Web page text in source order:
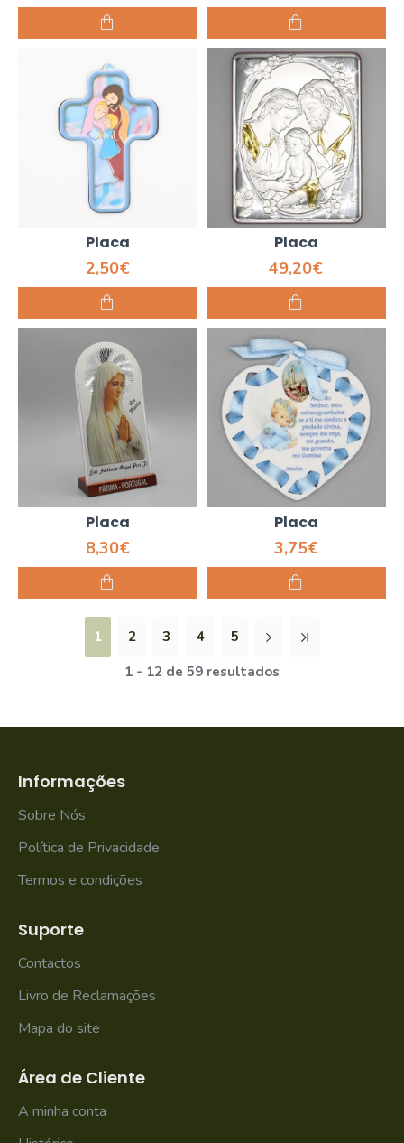
Placa
2,50€
Placa
49,20€
Placa
8,30€
Placa
3,75€
1 2 3 4
5
1 - 12 de 59 resultados
Informações
Sobre Nós
Política de Privacidade
Termos e condições
Suporte
Contactos
Livro de Reclamações
Mapa do site
Área de Cliente
A minha conta